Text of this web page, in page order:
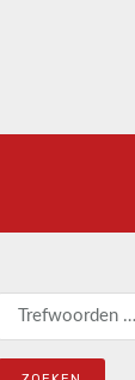
Zoeken naar: